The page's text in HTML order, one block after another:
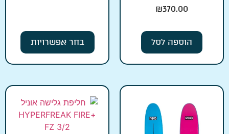
₪370.00
הוספה לסל בחר אפשרויות